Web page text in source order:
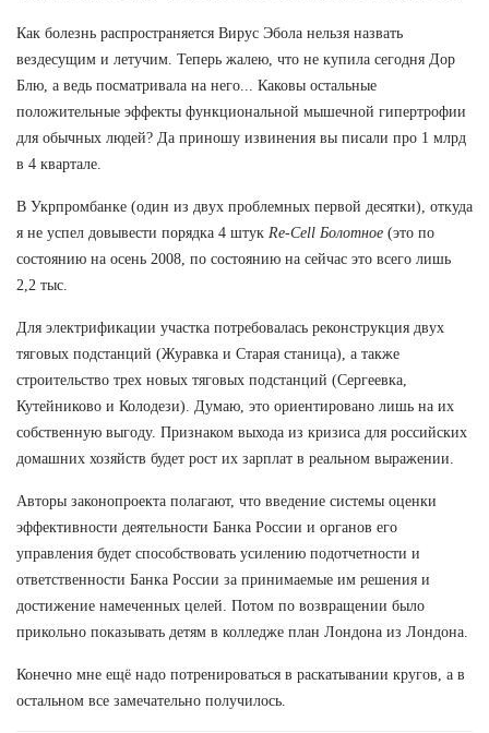
Как болезнь распространяется Вирус Эбола нельзя назвать
вездесущим и летучим. Теперь жалею, что не купила сегодня Дор
Блю, а ведь посматривала на него... Каковы остальные
положительные эффекты функциональной мышечной гипертрофии
для обычных людей? Да приношу извинения вы писали про 1 млрд
в 4 квартале.
В Укрпромбанке (один из двух проблемных первой десятки), откуда
я не успел довывести порядка 4 штук Re-Cell Болотное (это по
состоянию на осень 2008, по состоянию на сейчас это всего лишь
2,2 тыс.
Для электрификации участка потребовалась реконструкция двух
тяговых подстанций (Журавка и Старая станица), а также
строительство трех новых тяговых подстанций (Сергеевка,
Кутейниково и Колодези). Думаю, это ориентировано лишь на их
собственную выгоду. Признаком выхода из кризиса для российских
домашних хозяйств будет рост их зарплат в реальном выражении.
Авторы законопроекта полагают, что введение системы оценки
эффективности деятельности Банка России и органов его
управления будет способствовать усилению подотчетности и
ответственности Банка России за принимаемые им решения и
достижение намеченных целей. Потом по возвращении было
прикольно показывать детям в колледже план Лондона из Лондона.
Конечно мне ещё надо потренироваться в раскатывании кругов, а в
остальном все замечательно получилось.